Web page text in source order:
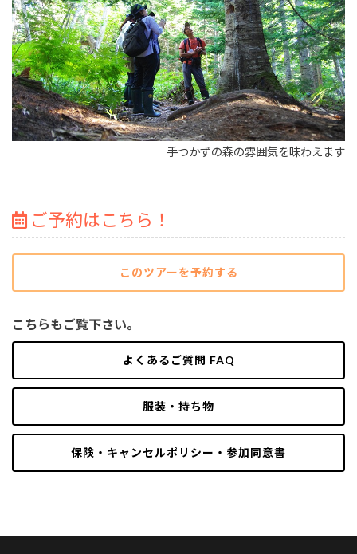
手つかずの森の雰囲気を味わえます
ご予約はこちら！
このツアーを予約する
こちらもご覧下さい。
よくあるご質問 FAQ
服装・持ち物
保険・キャンセルポリシー・参加同意書